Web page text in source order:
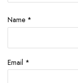
Name *
Email *